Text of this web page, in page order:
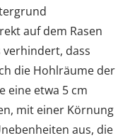
auf dem Rasen
verhindert, dass
die Hohlräume der
eine etwa 5 cm
mit einer Körnung
aus, die